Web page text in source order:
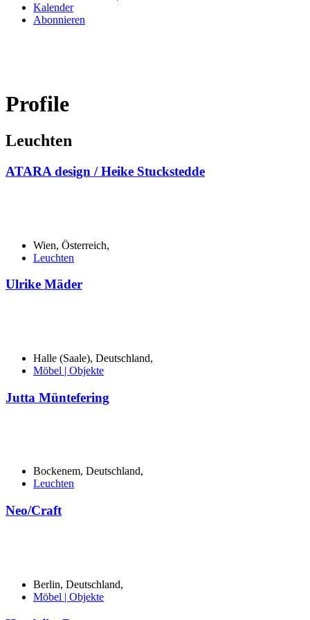
Kalender
Abonnieren
Profile
Leuchten
ATARA design / Heike Stuckstedde
Wien, Österreich,
Leuchten
Ulrike Mäder
Halle (Saale), Deutschland,
Möbel | Objekte
Jutta Müntefering
Bockenem, Deutschland,
Leuchten
Neo/Craft
Berlin, Deutschland,
Möbel | Objekte